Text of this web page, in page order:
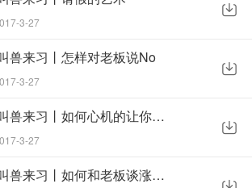
3-27
兽来习丨怎样对老板说No
3-27
03【沟通】叫兽来习丨如何心机的让你还钱
3-27
04【沟通】叫兽来习丨如何和老板谈涨工资